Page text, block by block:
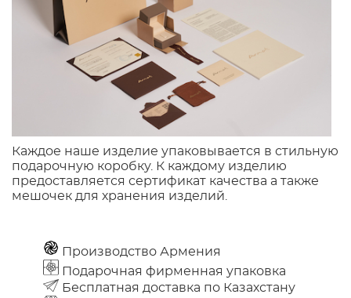
Каждое наше изделие упаковывается в стильную
подарочную коробку. К каждому изделию
предоставляется сертификат качества а также
мешочек для хранения изделий.
Производство Армения
Подарочная фирменная упаковка
Бесплатная доставка по Казахстану